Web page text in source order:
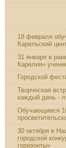
18 февраля
Карельский
31 января в
Карелия»
Городской
Творческая
каждый день -
Обучающиеся
30 октября в
городской
горизонты»